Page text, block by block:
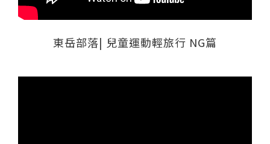
東岳部落| 兒童運動輕旅行 NG篇